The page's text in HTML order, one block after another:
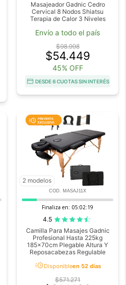
Masajeador Gadnic Cedro
Cervical 8 Nodos Shiatsu
Terapia de Calor 3 Niveles
Envío a todo el país
$98.998
$54.449
45% OFF
DESDE 6 CUOTAS SIN INTERÉS
2 modelos
COD. MASAJ11X
Finaliza en: 05:02:18
4.5
Camilla Para Masajes Gadnic
Profesional Hasta 225kg
185x70cm Plegable Altura Y
Reposacabezas Regulable
acuteDisponibleen 52 días
$571.271